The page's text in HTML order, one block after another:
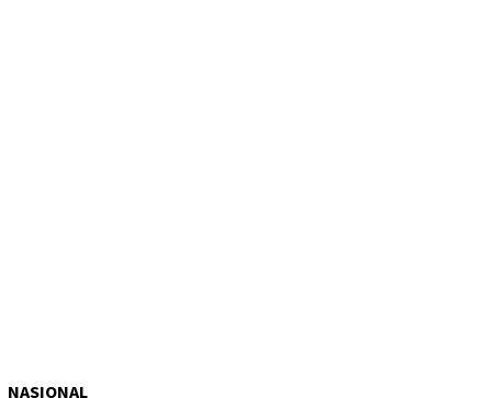
NASIONAL